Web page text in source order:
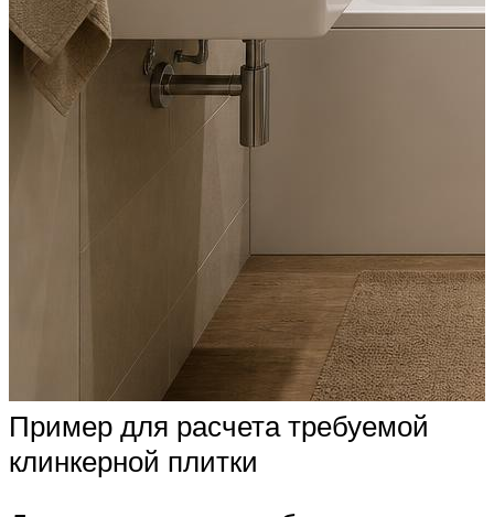
Пример для расчета требуемой
клинкерной плитки